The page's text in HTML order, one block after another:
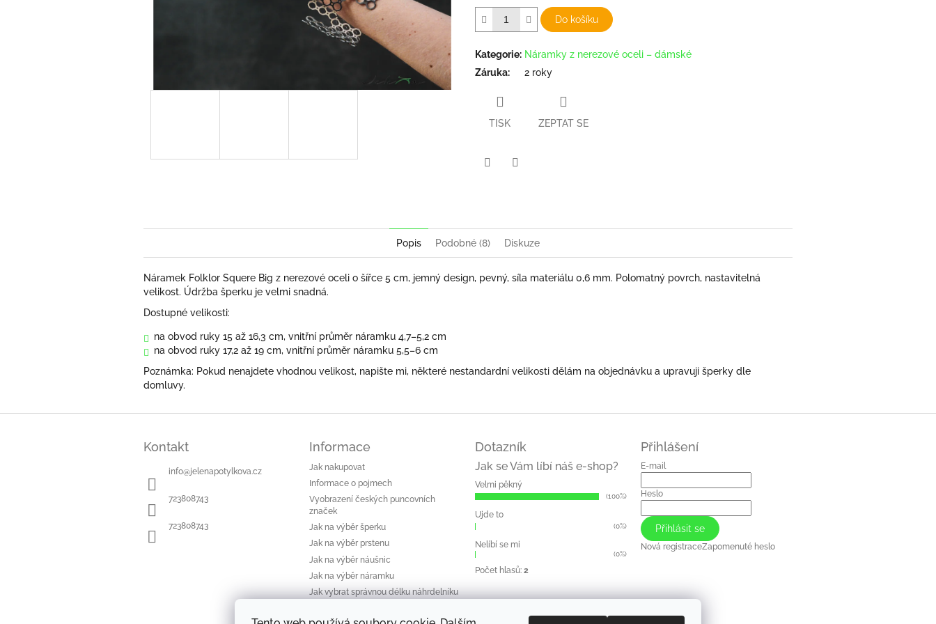
Do košíku
Kategorie: Náramky z nerezové oceli – dámské
Záruka: 2 roky
TISK ZEPTAT SE
Popis Podobné (8) Diskuze
Náramek Folklor Squere Big z nerezové oceli o šířce 5 cm, jemný design, pevný, síla materiálu 0,6 mm. Polomatný povrch, nastavitelná
velikost. Údržba šperku je velmi snadná.
Dostupné velikosti:
na obvod ruky 15 až 16,3 cm, vnitřní průměr náramku 4,7–5,2 cm
na obvod ruky 17,2 až 19 cm, vnitřní průměr náramku 5,5–6 cm
Poznámka: Pokud nenajdete vhodnou velikost, napište mi, některé nestandardní velikosti dělám na objednávku a upravuji šperky dle
domluvy.
Kontakt
info@jelenapotylkova.cz
723808743
723808743
Informace
Jak nakupovat
Informace o pojmech
Vyobrazení českých puncovních
značek
Jak na výběr šperku
Jak na výběr prstenu
Jak na výběr náušnic
Jak na výběr náramku
Jak vybrat správnou délku náhrdelníku
Dotazník
Jak se Vám líbí náš e-shop?
Velmi pěkný
(100%)
Ujde to
(0%)
Nelíbí se mi
(0%)
Počet hlasů: 2
Přihlášení
E-mail
Heslo
Přihlásit se
Nová registraceZapomenuté heslo